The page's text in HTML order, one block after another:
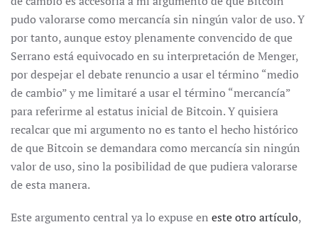
pudo valorarse como mercancía sin ningún valor de uso. Y
por tanto, aunque estoy plenamente convencido de que
Serrano está equivocado en su interpretación de Menger,
por despejar el debate renuncio a usar el término “medio
de cambio” y me limitaré a usar el término “mercancía”
para referirme al estatus inicial de Bitcoin. Y quisiera
recalcar que mi argumento no es tanto el hecho histórico
de que Bitcoin se demandara como mercancía sin ningún
valor de uso, sino la posibilidad de que pudiera valorarse
de esta manera.
Este argumento central ya lo expuse en este otro artículo,